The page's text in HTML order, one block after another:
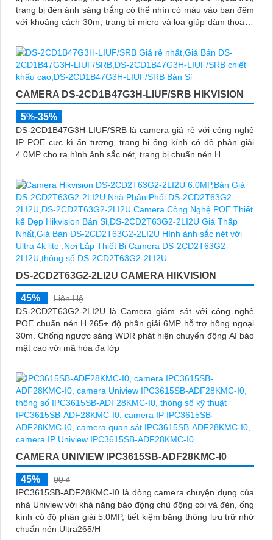
trang bị đèn ánh sáng trắng có thể nhìn có màu vào ban đêm
với khoảng cách 30m, trang bị micro và loa giúp đàm thoại 2
CAMERA DS-2CD1B47G3H-LIUF/SRB HIKVISION
5%-35%
DS-2CD1B47G3H-LIUF/SRB là camera giá rẻ với công nghệ
IP POE cực kì ấn tượng, trang bị ống kính có độ phân giải
4.0MP cho ra hình ảnh sắc nét, trang bị chuẩn nén H
DS-2CD2T63G2-2LI2U CAMERA HIKVISION
45%
Liên Hệ
DS-2CD2T63G2-2LI2U là Camera giám sát với công nghệ
POE chuẩn nén H.265+ độ phân giải 6MP hỗ trợ hồng ngoại
30m. Chống ngược sáng WDR phát hiện chuyển động AI bảo
mật cao với mã hóa đa lớp
CAMERA UNIVIEW IPC3615SB-ADF28KMC-I0
45%
00 ₫
IPC3615SB-ADF28KMC-I0 là dòng camera chuyện dụng của
nhà Uniview với khả năng báo động chủ động còi và đèn, ống
kính có độ phân giải 5.0MP, tiết kiệm băng thông lưu trữ nhờ
chuẩn nén Ultra265/H